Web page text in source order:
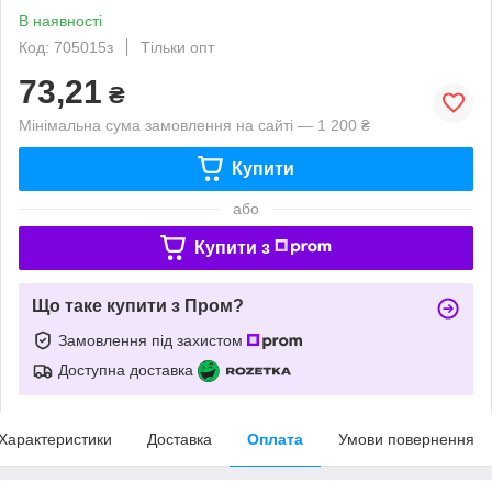
В наявності
Код: 705015з
Тільки опт
73,21 ₴
Мінімальна сума замовлення на сайті — 1 200 ₴
Купити
або
Купити з
Що таке купити з Пром?
Замовлення під захистом
Доступна доставка
Доставка Оплата Умови повернення